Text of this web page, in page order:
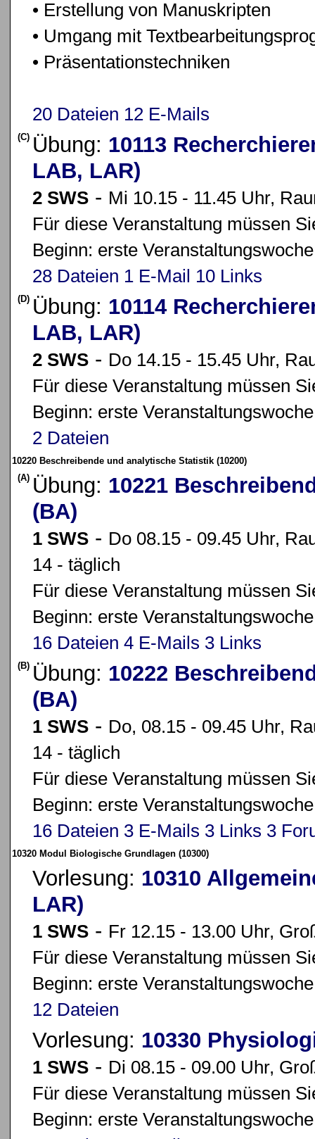
• Erstellung von Manuskripten
• Umgang mit
• Präsentationstechniken
20 Dateien 12 E-Mails
(C) Übung: 10113
LAB, LAR)
2 SWS - Mi 10.15 - 11.45 Uhr,
Für diese Veranstaltung müssen
Beginn: erste Veranstaltungswoche
28 Dateien 1 E-Mail 10 Links
(D) Übung: 10114
LAB, LAR)
2 SWS - Do 14.15 - 15.45 Uhr,
Für diese Veranstaltung müssen
Beginn: erste Veranstaltungswoche
2 Dateien
10220 Beschreibende und analytische Statistik (10200)
(A) Übung: 10221
(BA)
1 SWS - Do 08.15 - 09.45 Uhr,
14 - täglich
Für diese Veranstaltung müssen
Beginn: erste Veranstaltungswoche
16 Dateien 4 E-Mails 3 Links
(B) Übung: 10222
(BA)
1 SWS - Do, 08.15 - 09.45 Uhr,
14 - täglich
Für diese Veranstaltung müssen
Beginn: erste Veranstaltungswoche
16 Dateien 3 E-Mails 3 Links 3
10320 Modul Biologische Grundlagen (10300)
Vorlesung: 10310
LAR)
1 SWS - Fr 12.15 - 13.00 Uhr,
Für diese Veranstaltung müssen
Beginn: erste Veranstaltungswoche
12 Dateien
Vorlesung: 10330
1 SWS - Di 08.15 - 09.00 Uhr,
Für diese Veranstaltung müssen
Beginn: erste Veranstaltungswoche